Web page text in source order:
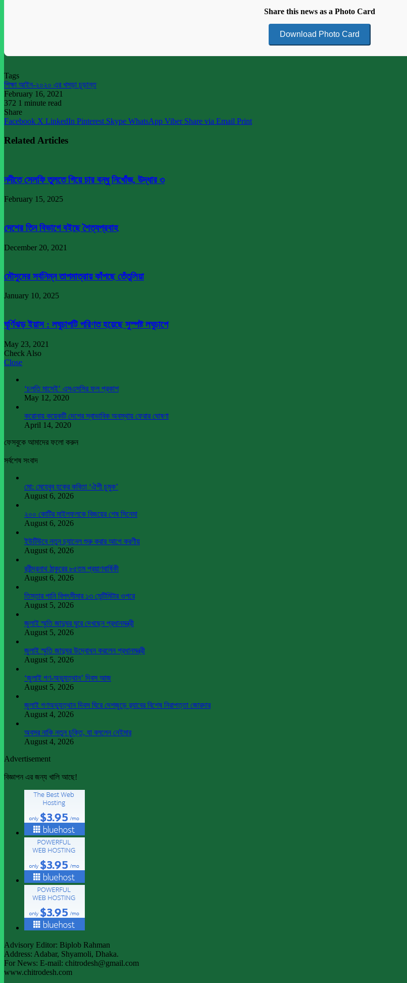
Share this news as a Photo Card
Download Photo Card
Tags
শিক্ষা আইন-২০২০ এর খসড়া চূড়ান্ত
February 16, 2021
372 1 minute read
Share
Facebook X LinkedIn Pinterest Skype WhatsApp Viber Share via Email Print
Related Articles
নদীতে সেলফি তুলতে গিয়ে চার বন্ধু নিখোঁজ, উদ্ধার ৩
February 15, 2025
দেশের তিন বিভাগে বইছে শৈত্যপ্রবাহ
December 20, 2021
মৌসুমের সর্বনিম্ন তাপমাত্রায় কাঁপছে তেঁতুলিয়া
January 10, 2025
ঘূর্ণিঝড় ইয়াস : লঘুচাপটি পরিণত হয়েছে সুস্পষ্ট লঘুচাপে
May 23, 2021
Check Also
Close
‘চলতি মাসেই’ এসএসসির ফল প্রকাশ
May 12, 2020
করোনায় কয়েকটি দেশের স্বাভাবিক অবস্থায় ফেরার ঘোষণা
April 14, 2020
ফেসবুকে আমাদের ফলো করুন
সর্বশেষ সংবাদ
মো: মেহেবুব হকের কবিতা ‘ঐশী চুমুক’
August 6, 2026
২০০ কোটির মাইলফলকে বিজয়ের শেষ সিনেমা
August 6, 2026
ইউটিউবে নতুন চ্যানেল শুরু করার আগে করণীয়
August 6, 2026
রবীন্দ্রনাথ ঠাকুরের ৮৫তম প্রয়াণবার্ষিকী
August 6, 2026
তিস্তার পানি বিপৎসীমার ১৩ সেন্টিমিটার ওপরে
August 5, 2026
জুলাই স্মৃতি জাদুঘর ঘুরে দেখছেন প্রধানমন্ত্রী
August 5, 2026
জুলাই স্মৃতি জাদুঘর উদ্বোধন করলেন প্রধানমন্ত্রী
August 5, 2026
‘জুলাই গণ-অভ্যুত্থান’ দিবস আজ
August 5, 2026
জুলাই গণঅভ্যুত্থান দিবস ঘিরে দেশজুড়ে র‌্যাবের বিশেষ নিরাপত্তা জোরদার
August 4, 2026
অবসর নাকি নতুন চুক্তি, যা বললেন নেইমার
August 4, 2026
Advertisement
বিজ্ঞাপন এর জন্য খালি আছে!
Advisory Editor: Biplob Rahman
Address: Adabar, Shyamoli, Dhaka.
For News: E-mail: chitrodesh@gmail.com
www.chitrodesh.com